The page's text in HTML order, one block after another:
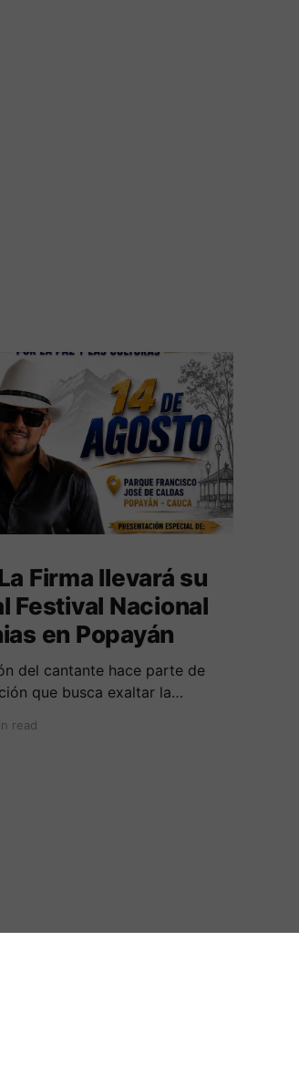
Firma llevará su
Festival Nacional
en Popayán
del cantante hace parte de
que busca exaltar la
de distintas regiones del
read